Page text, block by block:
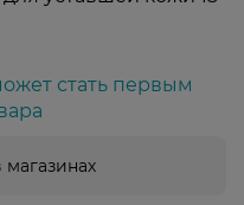
стать первым